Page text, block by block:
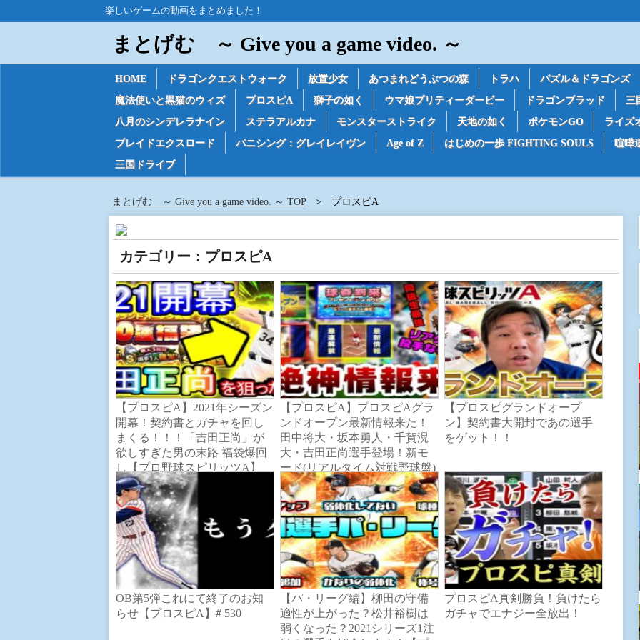
楽しいゲームの動画をまとめました！
まとげむ ～ Give you a game video. ～
HOME ドラゴンクエストウォーク 放置少女 あつまれどうぶつの森 トラハ
パズル＆ドラゴンズ
魔法使いと黒猫のウィズ
プロスピA 獅子の如く ウマ娘プリティーダービー ドラゴンブラッド
三
八月のシンデレラナイン
ステラアルカナ モンスターストライク 天地の如く ポケモンGO
ライズ
ブレイドエクスロード
パニシング：グレイレイヴン Age of Z はじめの一歩 FIGHTING SOULS
喧嘩
三国ドライブ
まとげむ ～ Give you a game video. ～ TOP プロスピA
カテゴリー：プロスピA
【プロスピA】2021年シーズン
開幕！契約書とガチャを回し
まくる！！！「吉田正尚」が
欲しすぎた男の末路 福袋爆回
し【プロ野球スピリッツA】
【プロスピA】プロスピAグラ
ンドオープン最新情報来た！
田中将大・坂本勇人・千賀滉
大・吉田正尚選手登場！新モ
ード(リアルタイム対戦野球盤)
球春到来ガチャ・福袋内容判
明！BGM熱い【プロ野球スピ
リッツA】
【プロスピグランドオープ
ン】契約書大開封であの選手
をゲット！！
OB第5弾これにて終了のお知
らせ【プロスピA】# 530
【パ・リーグ編】柳田の守備
適性が上がった？松井裕樹は
弱くなった？2021シリーズ1注
プロスピA真剣勝負！負けたら
ガチャでエナジー全放出！